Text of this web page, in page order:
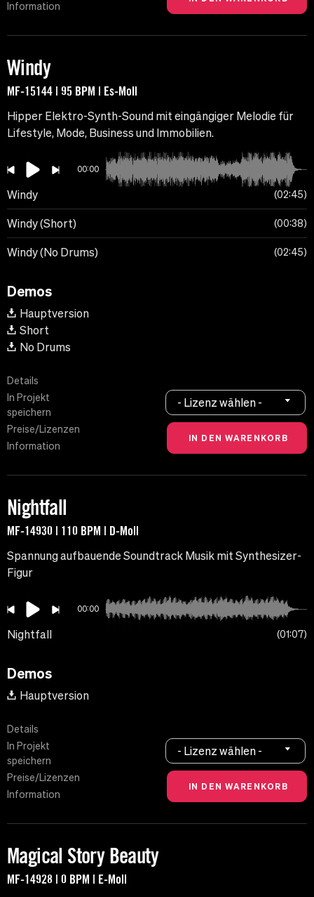
Information
Windy
MF-15144 | 95 BPM | Es-Moll
Hipper Elektro-Synth-Sound mit eingängiger Melodie für
Lifestyle, Mode, Business und Immobilien.
00:00
Windy 02:45
Windy (Short) 00:38
Windy (No Drums) 02:45
Demos
Hauptversion
Short
No Drums
Details
In Projekt
speichern
Preise/Lizenzen
Information
- Lizenz wählen -
Nightfall
MF-14930 | 110 BPM | D-Moll
Spannung aufbauende Soundtrack Musik mit Synthesizer-
Figur
00:00
Nightfall 01:07
Demos
Hauptversion
Details
In Projekt
speichern
Preise/Lizenzen
Information
- Lizenz wählen -
Magical Story Beauty
MF-14928 | 0 BPM | E-Moll